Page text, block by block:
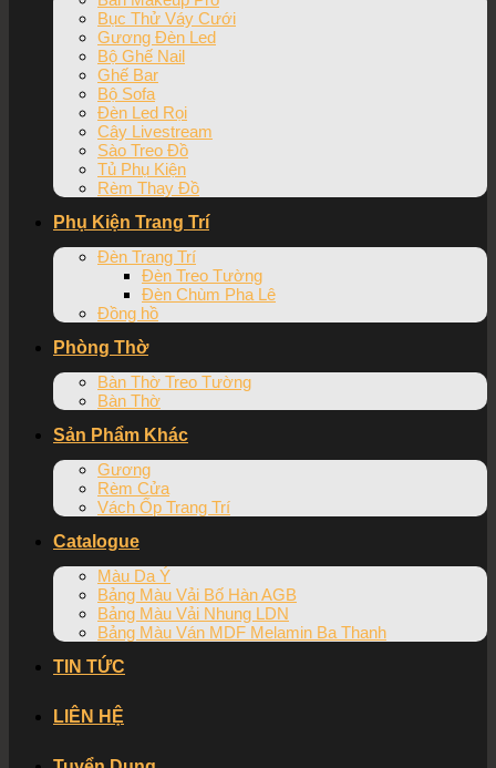
Bục Thử Váy Cưới
Gương Đèn Led
Bộ Ghế Nail
Ghế Bar
Bộ Sofa
Đèn Led Rọi
Cây Livestream
Sào Treo Đồ
Tủ Phụ Kiện
Rèm Thay Đồ
Phụ Kiện Trang Trí
Đèn Trang Trí
Đèn Treo Tường
Đèn Chùm Pha Lê
Đồng hồ
Phòng Thờ
Bàn Thờ Treo Tường
Bàn Thờ
Sản Phẩm Khác
Gương
Rèm Cửa
Vách Ốp Trang Trí
Catalogue
Màu Da Ý
Bảng Màu Vải Bố Hàn AGB
Bảng Màu Vải Nhung LDN
Bảng Màu Ván MDF Melamin Ba Thanh
TIN TỨC
LIÊN HỆ